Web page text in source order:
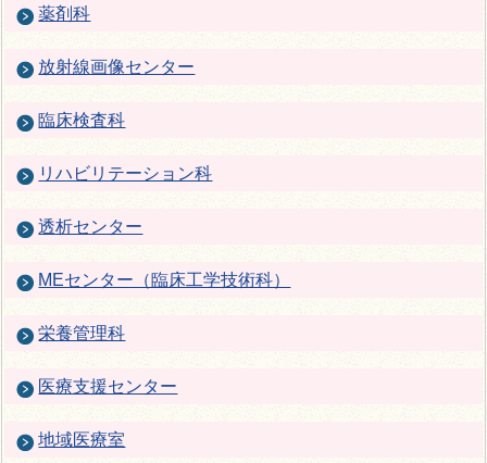
薬剤科
放射線画像センター
臨床検査科
リハビリテーション科
透析センター
MEセンター（臨床工学技術科）
栄養管理科
医療支援センター
地域医療室